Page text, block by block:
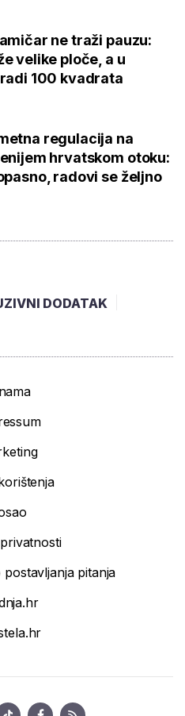
ne traži pauzu:
velike ploče, a u
100 kvadrata
regulacija na
hrvatskom otoku:
radovi se željno
DODATAK
pitanja